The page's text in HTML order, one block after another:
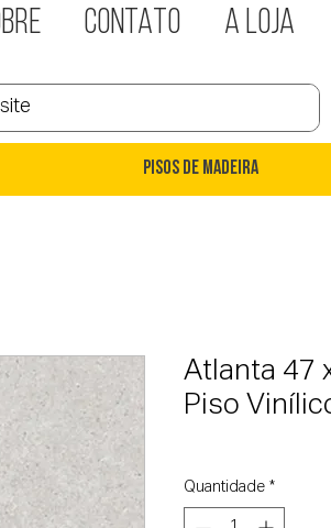
CONTATO A LOJA
Pisos de Madeira
Atlanta 47
Piso
Quantidade *